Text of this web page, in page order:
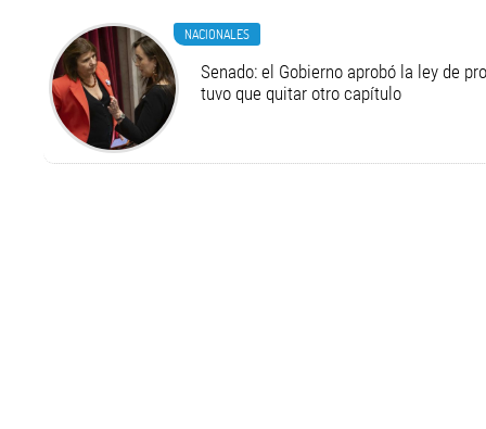
NACIONALES
Senado: el Gobierno aprobó la ley de
tuvo que quitar otro capítulo